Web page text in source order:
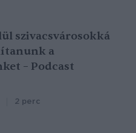
szivacsvárosokká
a
– Podcast
2 perc